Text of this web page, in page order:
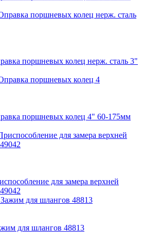
поршневых колец нерж. сталь 3"
поршневых колец 4" 60-175мм
для замера верхней
для шлангов 48813